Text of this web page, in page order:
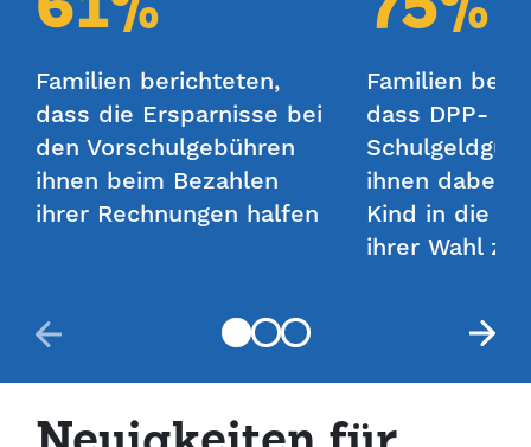
61%
Familien berichteten,
dass die Ersparnisse bei
den Vorschulgebühren
ihnen beim Bezahlen
ihrer Rechnungen halfen
75%
Familien
dass DPP-
ihnen dabei
Kind in die
ihrer Wahl zu